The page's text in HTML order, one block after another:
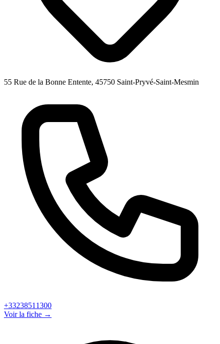
55 Rue de la Bonne Entente, 45750 Saint-Pryvé-Saint-Mesmin
+33238511300
Voir la fiche →